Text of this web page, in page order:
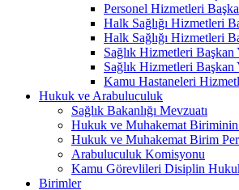
Personel Hizmetleri
Halk Sağlığı Hizmetleri
Halk Sağlığı Hizmetleri
Sağlık Hizmetleri Başkan
Sağlık Hizmetleri Başkan
Kamu Hastaneleri
Hukuk ve Arabuluculuk
Sağlık Bakanlığı Mevzuatı
Hukuk ve Muhakemat
Hukuk ve Muhakemat Birim
Arabuluculuk Komisyonu
Kamu Görevlileri Disiplin
Birimler